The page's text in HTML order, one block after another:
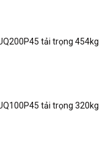
tải trọng 454kg
tải trọng 320kg